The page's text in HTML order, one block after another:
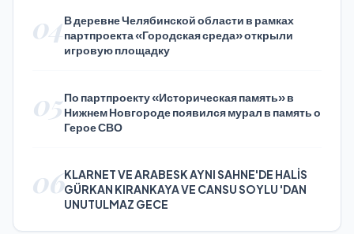
04В деревне Челябинской области в рамках
партпроекта «Городская среда» открыли
игровую площадку
05По партпроекту «Историческая память» в
Нижнем Новгороде появился мурал в память о
Герое СВО
06KLARNET VE ARABESK AYNI SAHNE'DE HALİS
GÜRKAN KIRANKAYA VE CANSU SOYLU 'DAN
UNUTULMAZ GECE